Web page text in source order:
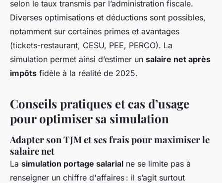
selon le taux transmis par l’administration fiscale.
Diverses optimisations et déductions sont possibles,
notamment sur certaines primes et avantages
(tickets-restaurant, CESU, PEE, PERCO). La
simulation permet ainsi d’estimer un salaire net après
impôts fidèle à la réalité de 2025.
Conseils pratiques et cas d’usage
pour optimiser sa simulation
Adapter son TJM et ses frais pour maximiser le
salaire net
La simulation portage salarial ne se limite pas à
renseigner un chiffre d'affaires : il s’agit surtout